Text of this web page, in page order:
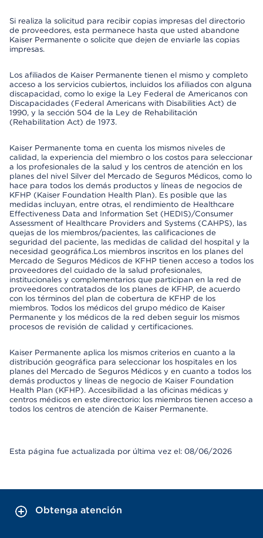
Si realiza la solicitud para recibir copias impresas del directorio
de proveedores, esta permanece hasta que usted abandone
Kaiser Permanente o solicite que dejen de enviarle las copias
impresas.
Los afiliados de Kaiser Permanente tienen el mismo y completo
acceso a los servicios cubiertos, incluidos los afiliados con alguna
discapacidad, como lo exige la Ley Federal de Americanos con
Discapacidades (Federal Americans with Disabilities Act) de
1990, y la sección 504 de la Ley de Rehabilitación
(Rehabilitation Act) de 1973.
Kaiser Permanente toma en cuenta los mismos niveles de
calidad, la experiencia del miembro o los costos para seleccionar
a los profesionales de la salud y los centros de atención en los
planes del nivel Silver del Mercado de Seguros Médicos, como lo
hace para todos los demás productos y líneas de negocios de
KFHP (Kaiser Foundation Health Plan). Es posible que las
medidas incluyan, entre otras, el rendimiento de Healthcare
Effectiveness Data and Information Set (HEDIS)/Consumer
Assessment of Healthcare Providers and Systems (CAHPS), las
quejas de los miembros/pacientes, las calificaciones de
seguridad del paciente, las medidas de calidad del hospital y la
necesidad geográfica.Los miembros inscritos en los planes del
Mercado de Seguros Médicos de KFHP tienen acceso a todos los
proveedores del cuidado de la salud profesionales,
institucionales y complementarios que participan en la red de
proveedores contratados de los planes de KFHP, de acuerdo
con los términos del plan de cobertura de KFHP de los
miembros. Todos los médicos del grupo médico de Kaiser
Permanente y los médicos de la red deben seguir los mismos
procesos de revisión de calidad y certificaciones.
Kaiser Permanente aplica los mismos criterios en cuanto a la
distribución geográfica para seleccionar los hospitales en los
planes del Mercado de Seguros Médicos y en cuanto a todos los
demás productos y líneas de negocio de Kaiser Foundation
Health Plan (KFHP). Accesibilidad a las oficinas médicas y
centros médicos en este directorio: los miembros tienen acceso a
todos los centros de atención de Kaiser Permanente.
Esta página fue actualizada por última vez el: 08/06/2026
Obtenga atención